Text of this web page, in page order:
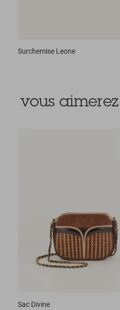
Surchemise Leone
vous
Sac Divine